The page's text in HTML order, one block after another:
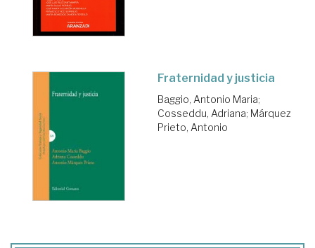
Fraternidad y justicia
Baggio, Antonio Maria;
Cosseddu, Adriana; Márquez
Prieto, Antonio